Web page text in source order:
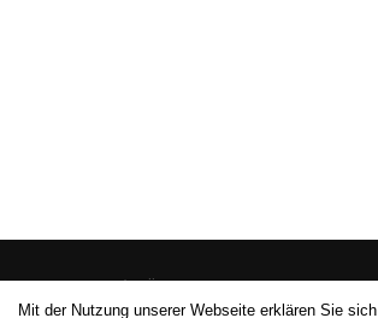
Mit der Nutzung unserer Webseite erklären Sie sich